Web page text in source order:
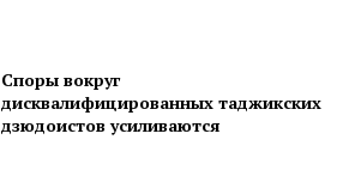
Споры вокруг
дисквалифицированных таджикских
дзюдоистов усиливаются